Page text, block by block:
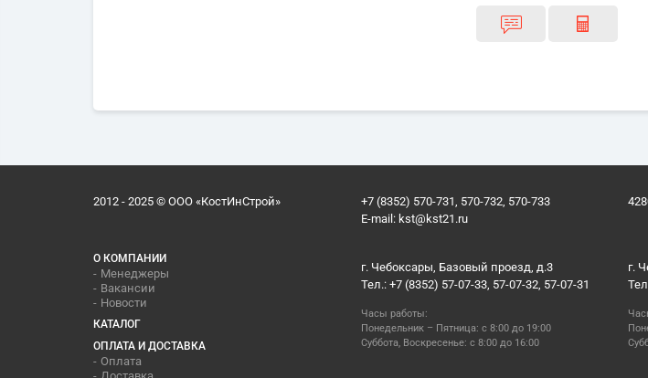
2012 - 2025 © ООО «КостИнСтрой»
+7 (8352) 570-731, 570-732, 570-733
E-mail: kst@kst21.ru
О КОМПАНИИ
Менеджеры
Вакансии
Новости
КАТАЛОГ
ОПЛАТА И ДОСТАВКА
Оплата
г. Чебоксары, Базовый проезд, д.3
Тел.: +7 (8352) 57-07-33, 57-07-32, 57-07-31
Часы работы:
Понедельник – Пятница: с 8:00 до 19:00
Суббота, Воскресенье: с 8:00 до 16:00
г.